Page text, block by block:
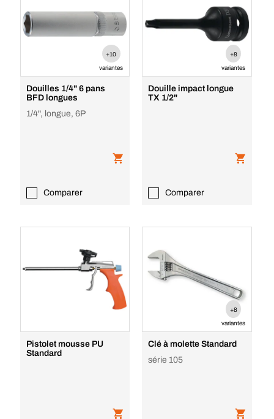
+10
variantes
Douilles 1/4" 6 pans
BFD longues
1/4", longue, 6P
Comparer
+8
variantes
Douille impact longue
TX 1/2"
Comparer
Pistolet mousse PU
Standard
+8
variantes
Clé à molette Standard
série 105